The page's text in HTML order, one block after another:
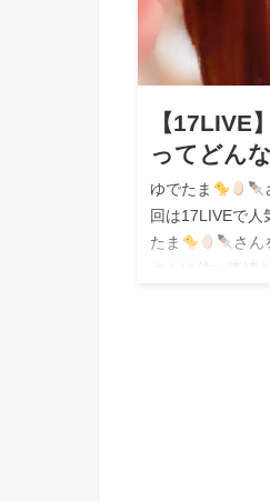
【17LIVE
ってどん
ゆでたま
回は17LIVEで
たま
さん
さんは幼い表情